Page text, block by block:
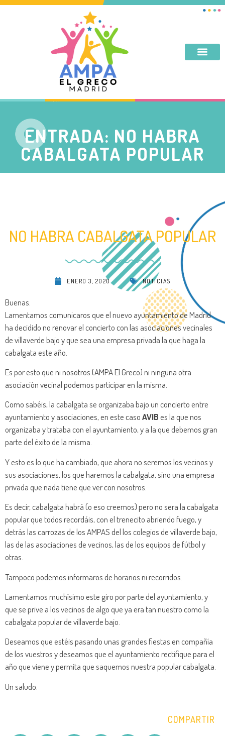
ENTRADA: NO HABRA
CABALGATA POPULAR
NO HABRA CABALGATA POPULAR
ENERO 3, 2020 NOTICIAS
Buenas.
Lamentamos comunicaros que el nuevo ayuntamiento de Madrid
ha decidido no renovar el concierto con las asociaciones vecinales
de villaverde bajo y que sea una empresa privada la que haga la
cabalgata este año.
Es por esto que ni nosotros (AMPA El Greco) ni ninguna otra
asociación vecinal podemos participar en la misma.
Como sabéis, la cabalgata se organizaba bajo un concierto entre
ayuntamiento y asociaciones, en este casoAVIBes la que nos
organizaba y trataba con el ayuntamiento, y a la que debemos gran
parte del éxito de la misma.
Y esto es lo que ha cambiado, que ahora no seremos los vecinos y
sus asociaciones, los que haremos la cabalgata, sino una empresa
privada que nada tiene que ver con nosotros.
Es decir, cabalgata habrá (o eso creemos) pero no sera la cabalgata
popular que todos recordáis, con el trenecito abriendo fuego, y
detrás las carrozas de los AMPAS del los colegios de villaverde bajo,
las de las asociaciones de vecinos, las de los equipos de fútbol y
otras.
Tampoco podemos informaros de horarios ni recorridos.
Lamentamos muchísimo este giro por parte del ayuntamiento, y
que se prive a los vecinos de algo que ya era tan nuestro como la
cabalgata popular de villaverde bajo.
Deseamos que estéis pasando unas grandes fiestas en compañía
de los vuestros y deseamos que el ayuntamiento rectifique para el
año que viene y permita que saquemos nuestra popular cabalgata.
Un saludo.
COMPARTIR